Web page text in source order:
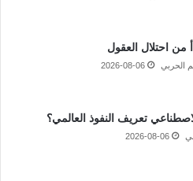
من احتلال العقول
الحربي 2026-08-06
تعريف النفوذ العالمي؟
2026-08-06